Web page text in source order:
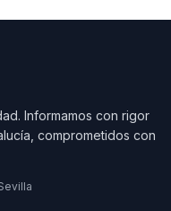
Informamos con rigor
comprometidos con